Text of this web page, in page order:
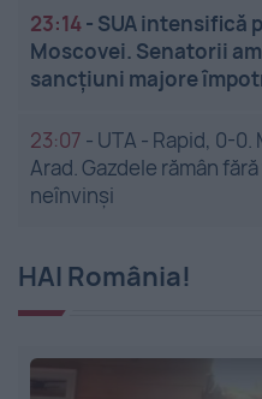
23:14- SUA intensifică
Moscovei. Senatorii
sancțiuni majore
23:07 - UTA - Rapid, 0-0.
Arad. Gazdele rămân
neînvinși
HAI România!